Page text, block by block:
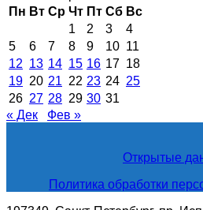
Пн Вт Ср Чт Пт Сб Вс
1
2 3
4
5
6 7 8 9 10 11
12 13 14 15 16 17 18
19 20 21 22 23 24 25
26 27 28 29 30 31
« Дек
Фев »
Открытые
Политика обработки